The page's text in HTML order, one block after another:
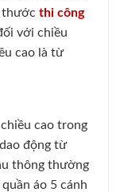
thước thi công
với chiều
cao là từ
cao trong
động từ
thông thường
áo 5 cánh